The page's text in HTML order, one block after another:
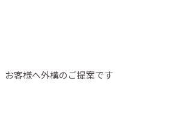
お客様へ外構のご提案です